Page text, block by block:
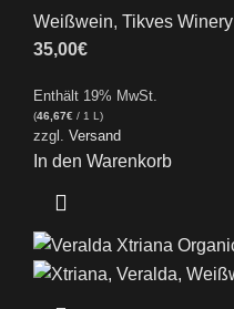
Weißwein, Tikves Winery
35,00€
Enthält 19% MwSt.
(46,67€ / 1 L)
zzgl. Versand
In den Warenkorb